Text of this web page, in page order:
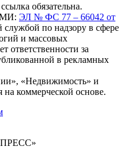
обязательна.
ЭЛ № ФС 77 – 66042 от
по надзору в сфере
и массовых
ответственности за
в рекламных
«Недвижимость» и
коммерческой основе.